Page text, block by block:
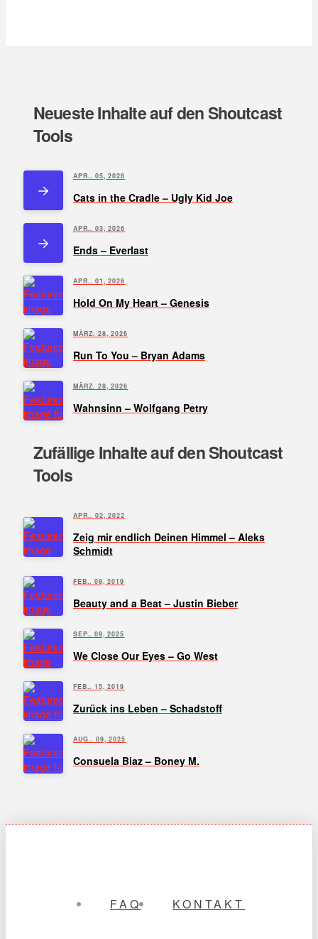
Neueste Inhalte auf den Shoutcast
Tools
APR.. 05, 2026
Cats in the Cradle – Ugly Kid Joe
APR.. 03, 2026
Ends – Everlast
APR.. 01, 2026
Hold On My Heart – Genesis
MÄRZ. 28, 2026
Run To You – Bryan Adams
MÄRZ. 28, 2026
Wahnsinn – Wolfgang Petry
Zufällige Inhalte auf den Shoutcast
Tools
APR.. 02, 2022
Zeig mir endlich Deinen Himmel – Aleks
Schmidt
FEB.. 08, 2019
Beauty and a Beat – Justin Bieber
SEP.. 09, 2025
We Close Our Eyes – Go West
FEB.. 15, 2019
Zurück ins Leben – Schadstoff
AUG.. 09, 2025
Consuela Biaz – Boney M.
FAQ KONTAKT